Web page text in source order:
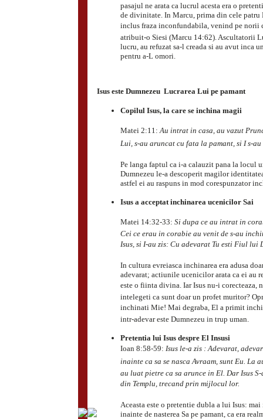
pasajul ne arata ca lucrul acesta era o
de divinitate. In Marcu, prima din cele patru
inclus fraza inconfundabila, venind pe norii
atribuit-o Siesi (Marcu 14:62). Ascultatorii
lucru, au refuzat sa-l creada si au avut inca
pentru a-L omori.
Isus este Dumnezeu  Lucrarea Lui pe pamant
Copilul Isus, la care se inchina magii
Matei 2:11: Au intrat in casa, au vazut
Lui, s-au aruncat cu fata la pamant, si I s-au
Pe langa faptul ca i-a calauzit pana la locul
Dumnezeu le-a descoperit magilor
astfel ei au raspuns in mod corespunzator
Isus a acceptat inchinarea ucenicilor Sai
Matei 14:32-33: Si dupa ce au intrat in
Cei ce erau in corabie au venit de s-au
Isus, si I-au zis: Cu adevarat Tu esti Fiul lui
In cultura evreiasca inchinarea era adusa
adevarat; actiunile ucenicilor arata ca ei au
este o fiinta divina. Iar Isus nu-i corecteaza,
intelegeti ca sunt doar un profet muritor?
inchinati Mie! Mai degraba, El a primit
intr-adevar este Dumnezeu in trup uman.
Pretentia lui Isus despre El Insusi
Ioan 8:58-59: Isus le-a zis : Adevarat,
inainte ca sa se nasca Avraam, sunt Eu. La
au luat pietre ca sa arunce in El. Dar Isus S-
din Templu, trecand prin mijlocul lor.
Aceasta este o pretentie dubla a lui Isus:
inainte de nasterea Sa pe pamant, ca era